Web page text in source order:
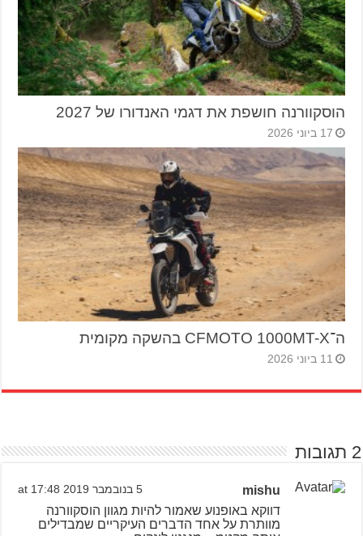
הוסקוורנה חושפת את דגמי האנדורו של 2027
17 ביוני 2026
ה־CFMOTO 1000MT-X בהשקה מקומית
11 ביוני 2026
2 תגובות
mishu 5 בנובמבר 2019 at 17:48
דווקא באופנוע שאמור להיות מגוון הוסקוורנה
מוותרת על אחד הדברים העיקריים שמבדילים